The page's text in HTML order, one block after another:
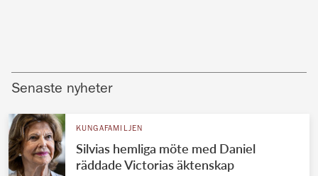
Senaste nyheter
KUNGAFAMILJEN
Silvias hemliga möte med Daniel
räddade Victorias äktenskap